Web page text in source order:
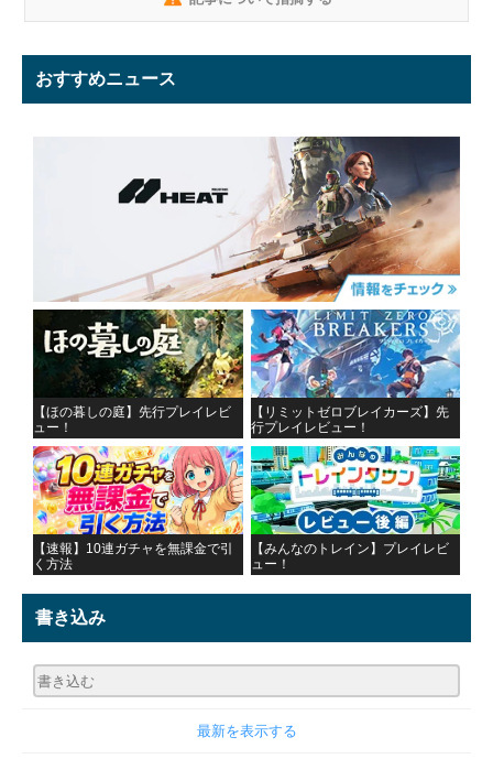
おすすめニュース
【ほの暮しの庭】先行プレイレビ
ュー！
【リミットゼロブレイカーズ】先
行プレイレビュー！
【速報】10連ガチャを無課金で引
く方法
【みんなのトレイン】プレイレビ
ュー！
書き込み
最新を表示する